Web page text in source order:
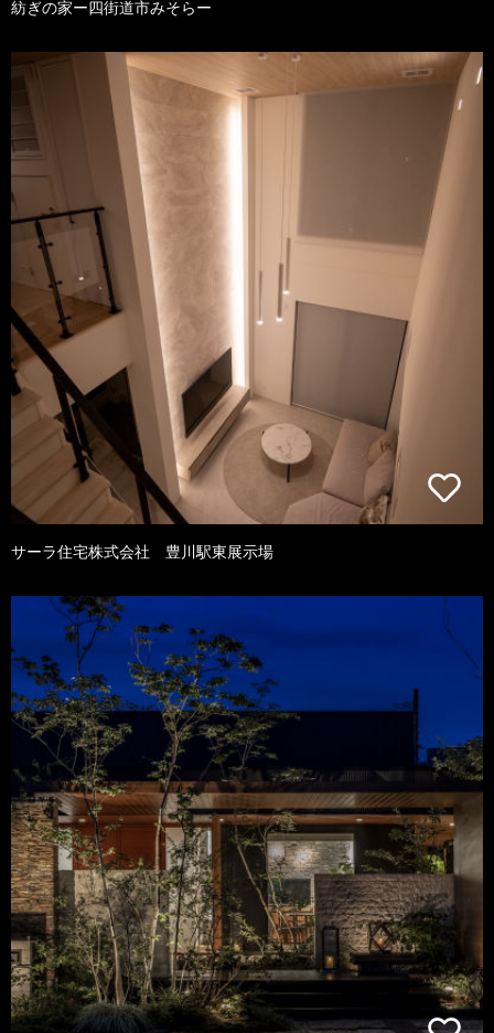
紡ぎの家ー四街道市みそらー
サーラ住宅株式会社 豊川駅東展示場